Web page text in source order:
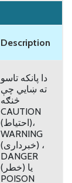
Description
دا پانکه تاسو
ته ښایي چې
څنګه
CAUTION
(احتیاط)،
WARNING
(خبرداری) ،
DANGER
(خطر) یا
POISON